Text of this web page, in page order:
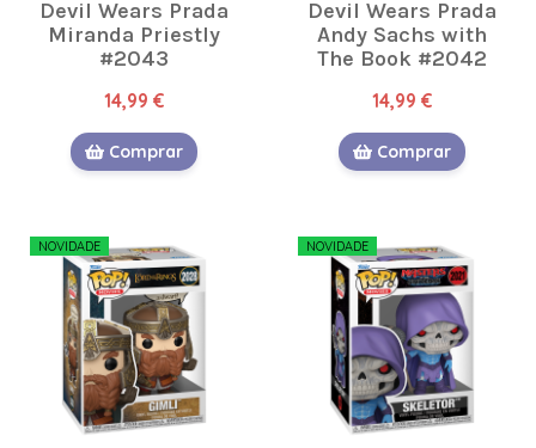
Devil Wears Prada
Miranda Priestly
#2043
14,99 €
Comprar
Devil Wears Prada
Andy Sachs with
The Book #2042
14,99 €
Comprar
NOVIDADE NOVIDADE